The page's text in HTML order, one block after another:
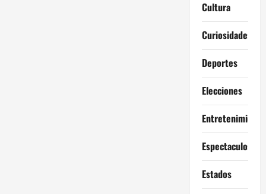
Cultura
Curiosidades
Deportes
Elecciones
Entretenimiento
Espectaculos
Estados